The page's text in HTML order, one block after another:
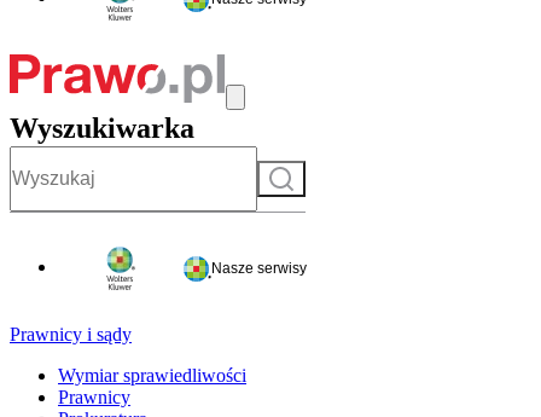
Wyszukiwarka
Szukaj
Nasze serwisy
Prawnicy i sądy
Wymiar sprawiedliwości
Prawnicy